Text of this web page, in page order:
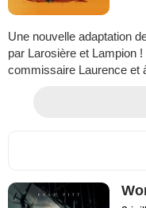
Une nouvelle adaptation
par Larosière et Lampion
commissaire Laurence et